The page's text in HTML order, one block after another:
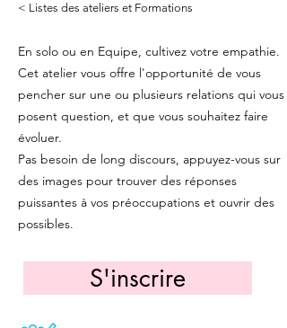
< Listes des ateliers et Formations
En solo ou en Equipe, cultivez votre empathie.
Cet atelier vous offre l'opportunité de vous
pencher sur une ou plusieurs relations qui vous
posent question, et que vous souhaitez faire
évoluer.
Pas besoin de long discours, appuyez-vous sur
des images pour trouver des réponses
puissantes à vos préoccupations et ouvrir des
possibles.
S'inscrire